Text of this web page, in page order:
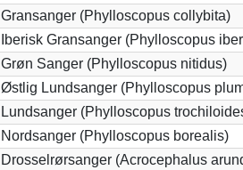
Gransanger (Phylloscopus collybita)
Iberisk Gransanger (Phylloscopus
Grøn Sanger (Phylloscopus nitidus)
Østlig Lundsanger (Phylloscopus
Lundsanger (Phylloscopus
Nordsanger (Phylloscopus borealis)
Drosselrørsanger (Acrocephalus